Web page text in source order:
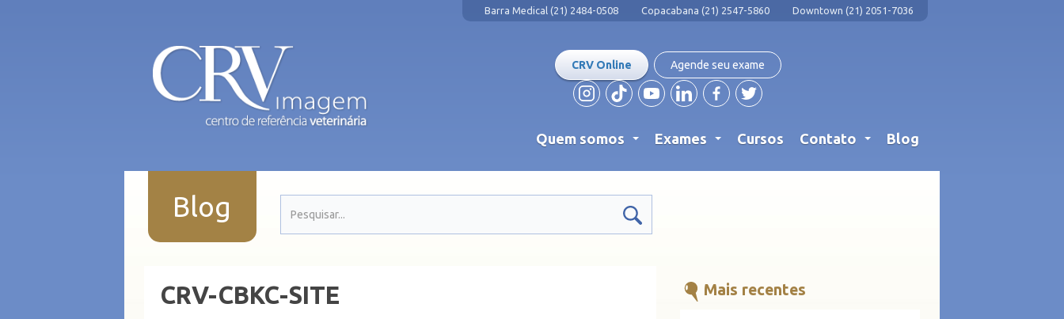
Barra Medical (21) 2484-0508 Copacabana (21) 2547-5860 Downtown (21) 2051-7036
CRV Online Agende seu exame
Quem somos Exames Cursos Contato Blog
Blog
CRV-CBKC-SITE Mais recentes